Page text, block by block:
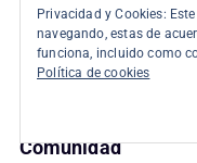
quieras, pero no te
listados (hay
terceros que luego
Comunidad
Privacidad y Cookies:
navegando, estas de
funciona, incluido como
Política de cookies